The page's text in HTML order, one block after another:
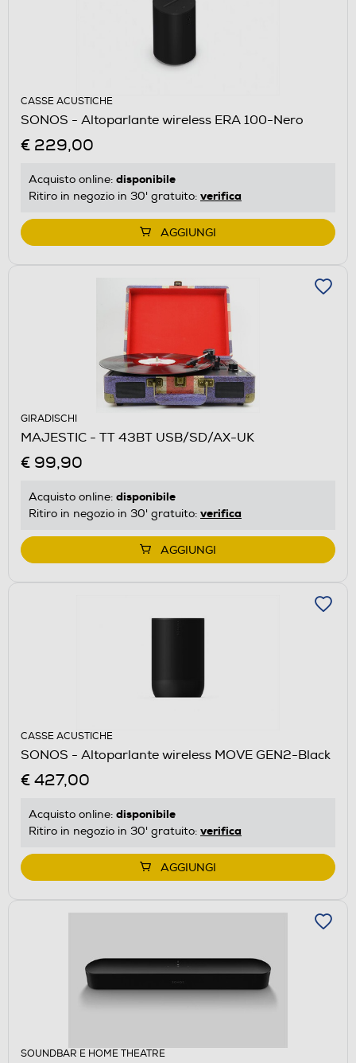
CASSE ACUSTICHE
SONOS - Altoparlante wireless ERA 100-Nero
€ 229,00
Acquisto online: disponibile
Ritiro in negozio in 30' gratuito: verifica
AGGIUNGI
GIRADISCHI
MAJESTIC - TT 43BT USB/SD/AX-UK
€ 99,90
Acquisto online: disponibile
Ritiro in negozio in 30' gratuito: verifica
AGGIUNGI
CASSE ACUSTICHE
SONOS - Altoparlante wireless MOVE GEN2-Black
€ 427,00
Acquisto online: disponibile
Ritiro in negozio in 30' gratuito: verifica
AGGIUNGI
SOUNDBAR E HOME THEATRE